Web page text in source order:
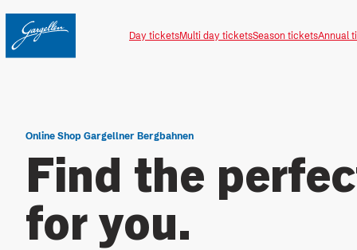
Jump to content
Contents
Jump to navigation
Day ticketsMulti day ticketsSeason ticketsAnnual
Online Shop Gargellner Bergbahnen
Find the
for you.